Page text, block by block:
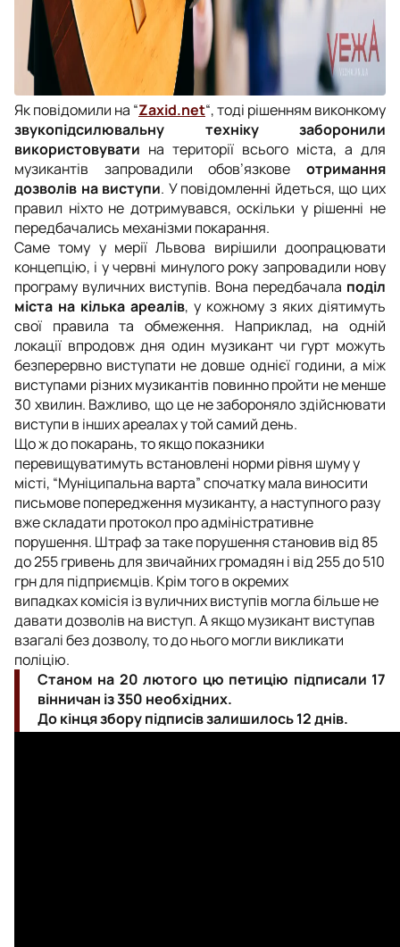
Як повідомили на “Zaxid.net“, тоді рішенням виконкому
звукопідсилювальну техніку заборонили
використовувати на території всього міста, а для
музикантів запровадили обов’язкове отримання
дозволів на виступи. У повідомленні йдеться, що цих
правил ніхто не дотримувався, оскільки у рішенні не
передбачались механізми покарання.
Саме тому у мерії Львова вирішили доопрацювати
концепцію, і у червні минулого року запровадили нову
програму вуличних виступів. Вона передбачала поділ
міста на кілька ареалів, у кожному з яких діятимуть
свої правила та обмеження. Наприклад, на одній
локації впродовж дня один музикант чи гурт можуть
безперервно виступати не довше однієї години, а між
виступами різних музикантів повинно пройти не менше
30 хвилин. Важливо, що це не забороняло здійснювати
виступи в інших ареалах у той самий день.
Що ж до покарань, то якщо показники
перевищуватимуть встановлені норми рівня шуму у
місті, “Муніципальна варта” спочатку мала виносити
письмове попередження музиканту, а наступного разу
вже складати протокол про адміністративне
порушення. Штраф за таке порушення становив від 85
до 255 гривень для звичайних громадян і від 255 до 510
грн для підприємців. Крім того в окремих
випадках комісія із вуличних виступів могла більше не
давати дозволів на виступ. А якщо музикант виступав
взагалі без дозволу, то до нього могли викликати
поліцію.
Станом на 20 лютого цю петицію підписали 17
вінничан із 350 необхідних.
До кінця збору підписів залишилось 12 днів.